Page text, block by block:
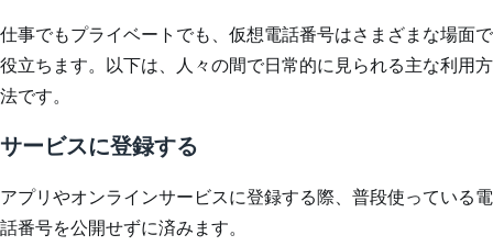
仕事でもプライベートでも、仮想電話番号はさまざまな場面で
役立ちます。以下は、人々の間で日常的に見られる主な利用方
法です。
サービスに登録する
アプリやオンラインサービスに登録する際、普段使っている電
話番号を公開せずに済みます。